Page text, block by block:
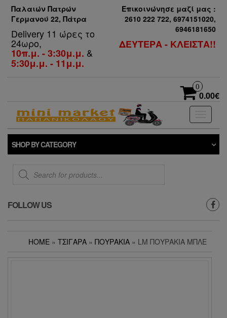
Παλαιών Πατρών
Γερμανού 22, Πάτρα
Delivery 11 ώρες το
24ωρο,
10π.μ. - 3:30μ.μ. &
5:30μ.μ. - 11μ.μ.
Επικοινώνησε μαζί μας :
2610 222 722, 6974151020,
6946181650
ΔΕΥΤΕΡΑ - ΚΛΕΙΣΤΑ!!
0
0.00€
SHOP BY CATEGORY
Products
search
FOLLOW US
HOME » ΤΣΙΓΑΡΑ » ΠΟΥΡΆΚΙΑ » LM ΠΟΥΡΆΚΙΑ ΜΠΛΕ